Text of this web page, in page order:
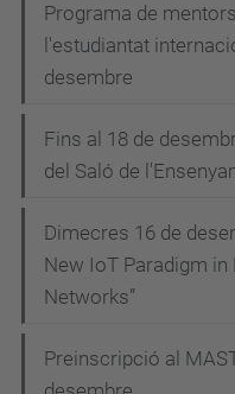
Programa de
l'estudiantat
desembre
Fins al 18 de
del Saló de
Dimecres 16 de
New IoT Paradigm
Networks”
Preinscripció al